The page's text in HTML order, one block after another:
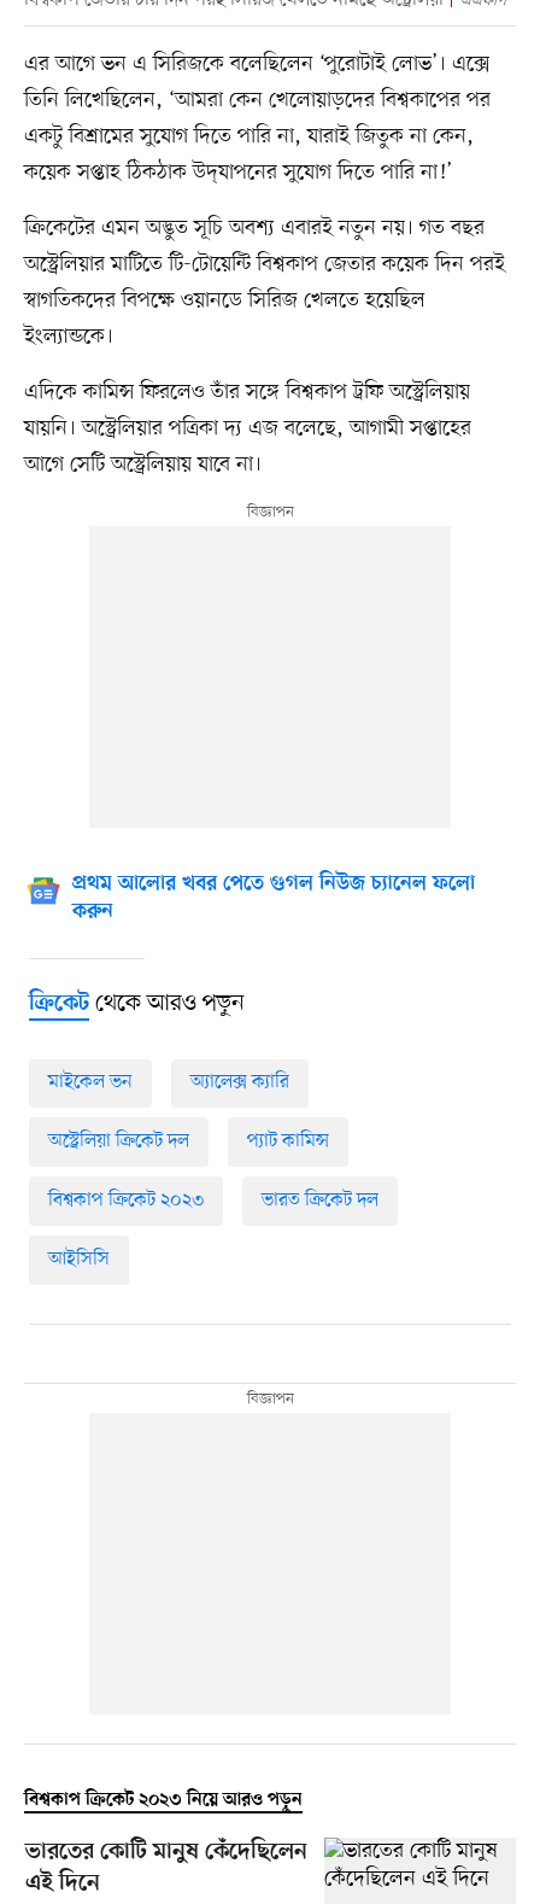
এর আগে ভন এ সিরিজকে বলেছিলেন ‘পুরোটাই লোভ’। এক্সে
তিনি লিখেছিলেন, ‘আমরা কেন খেলোয়াড়দের বিশ্বকাপের পর
একটু বিশ্রামের সুযোগ দিতে পারি না, যারাই জিতুক না কেন,
কয়েক সপ্তাহ ঠিকঠাক উদ্‌যাপনের সুযোগ দিতে পারি না!’
ক্রিকেটের এমন অদ্ভুত সূচি অবশ্য এবারই নতুন নয়। গত বছর
অস্ট্রেলিয়ার মাটিতে টি-টোয়েন্টি বিশ্বকাপ জেতার কয়েক দিন পরই
স্বাগতিকদের বিপক্ষে ওয়ানডে সিরিজ খেলতে হয়েছিল
ইংল্যান্ডকে।
এদিকে কামিন্স ফিরলেও তাঁর সঙ্গে বিশ্বকাপ ট্রফি অস্ট্রেলিয়ায়
যায়নি। অস্ট্রেলিয়ার পত্রিকা দ্য এজ বলেছে, আগামী সপ্তাহের
আগে সেটি অস্ট্রেলিয়ায় যাবে না।
প্রথম আলোর খবর পেতে গুগল নিউজ চ্যানেল ফলো
করুন
ক্রিকেটথেকে আরও পড়ুন
মাইকেল ভন অ্যালেক্স ক্যারি
অস্ট্রেলিয়া ক্রিকেট দল প্যাট কামিন্স
বিশ্বকাপ ক্রিকেট ২০২৩ ভারত ক্রিকেট দল
আইসিসি
বিশ্বকাপ ক্রিকেট ২০২৩ নিয়ে আরও পড়ুন
ভারতের কোটি মানুষ কেঁদেছিলেন
এই দিনে